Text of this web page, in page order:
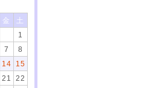
金
土
1
7
8
14
15
21
22